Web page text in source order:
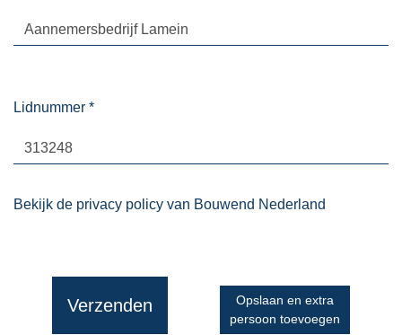
Lidnummer *
Bekijk de privacy policy van Bouwend Nederland
Verzenden
Opslaan en extra
persoon toevoegen